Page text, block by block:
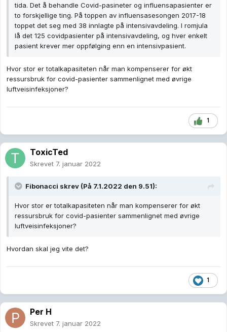
tida. Det å behandle Covid-pasineter og influensapasienter er
to forskjellige ting. På toppen av influensasesongen 2017-18
toppet det seg med 38 innlagte på intensivavdeling. I romjula
lå det 125 covidpasienter på intensivavdeling, og hver enkelt
pasient krever mer oppfølging enn en intensivpasient.
Hvor stor er totalkapasiteten når man kompenserer for økt
ressursbruk for covid-pasienter sammenlignet med øvrige
luftveisinfeksjoner?
1
ToxicTed
Skrevet 7. januar 2022
Fibonacci skrev (På 7.1.2022 den 9.51):
Hvor stor er totalkapasiteten når man kompenserer for økt
ressursbruk for covid-pasienter sammenlignet med øvrige
luftveisinfeksjoner?
Hvordan skal jeg vite det?
1
Per H
Skrevet 7. januar 2022